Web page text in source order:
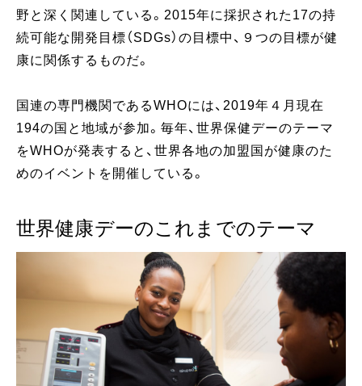
野と深く関連している。2015年に採択された17の持
続可能な開発目標（SDGs）の目標中、９つの目標が健
康に関係するものだ。
国連の専門機関であるWHOには、2019年４月現在
194の国と地域が参加。毎年、世界保健デーのテーマ
をWHOが発表すると、世界各地の加盟国が健康のた
めのイベントを開催している。
世界健康デーのこれまでのテーマ